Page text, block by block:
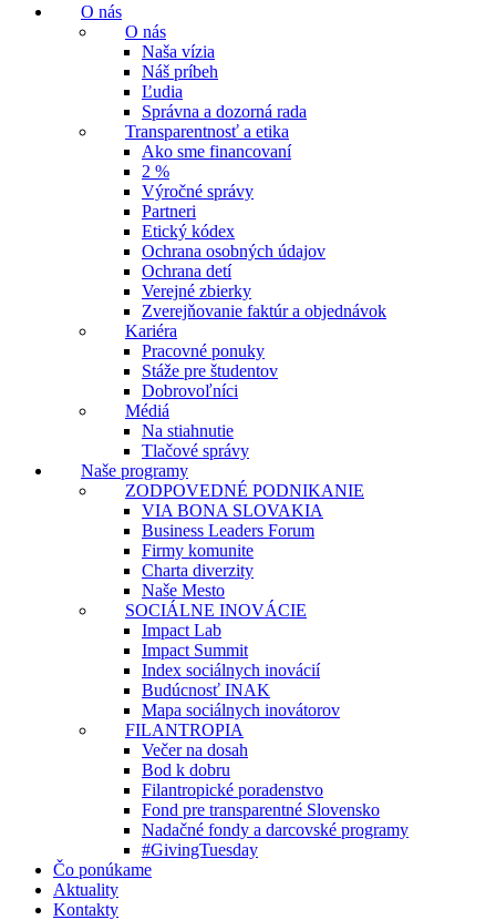
O nás
O nás
Naša vízia
Náš príbeh
Ľudia
Správna a dozorná rada
Transparentnosť a etika
Ako sme financovaní
2 %
Výročné správy
Partneri
Etický kódex
Ochrana osobných údajov
Ochrana detí
Verejné zbierky
Zverejňovanie faktúr a objednávok
Kariéra
Pracovné ponuky
Stáže pre študentov
Dobrovoľníci
Médiá
Na stiahnutie
Tlačové správy
Naše programy
ZODPOVEDNÉ PODNIKANIE
VIA BONA SLOVAKIA
Business Leaders Forum
Firmy komunite
Charta diverzity
Naše Mesto
SOCIÁLNE INOVÁCIE
Impact Lab
Impact Summit
Index sociálnych inovácií
Budúcnosť INAK
Mapa sociálnych inovátorov
FILANTROPIA
Večer na dosah
Bod k dobru
Filantropické poradenstvo
Fond pre transparentné Slovensko
Nadačné fondy a darcovské programy
#GivingTuesday
Čo ponúkame
Aktuality
Kontakty